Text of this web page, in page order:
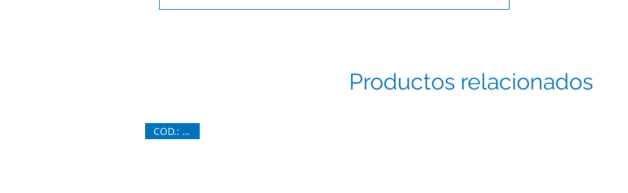
Productos relacionados
COD.: 6734